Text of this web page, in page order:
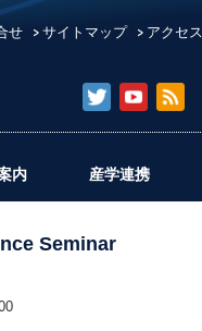
せ サイトマップ アクセス
内 産学連携
Seminar